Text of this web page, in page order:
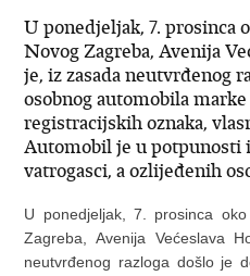
U ponedjeljak, 7. prosinca
Novog Zagreba, Avenija
je, iz zasada neutvrđenog
osobnog automobila
registracijskih oznaka,
Automobil je u potpunosti
vatrogasci, a ozlijeđenih
U ponedjeljak, 7. prosinca
Zagreba, Avenija Većeslava
neutvrđenog razloga došlo je